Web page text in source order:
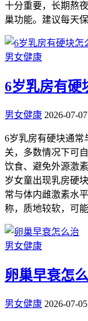
十分重要，长期熬
巢功能。建议每天
男女健康
6岁乳房有硬
男女健康 2026-07-07
6岁乳房有硬块通常
关，多数情况下可
饮食、避免外源激
岁女童出现乳房硬
常与体内雌激素水
称，质地较软，可
男女健康
卵巢早衰怎
男女健康 2026-07-05